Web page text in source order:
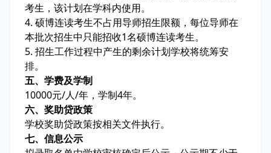
考生，该计划在学科内使用。
4. 硕博连读考生不占用导师招生限额，每位导师在
本批次招生中只能招收1名硕博连读考生。
5. 招生工作过程中产生的剩余计划学校将统筹安
排。
五、学费及学制
10000元/人/年，学制4年。
六、奖助贷政策
学校奖助贷政策按相关文件执行。
七、信息公示